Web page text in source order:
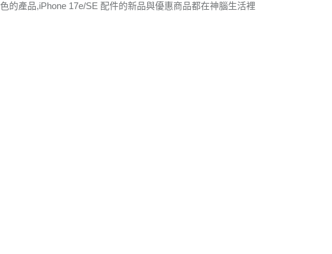
的產品,iPhone 17e/SE 配件的新品與優惠商品都在神腦生活裡